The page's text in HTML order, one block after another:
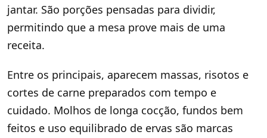
jantar. São porções pensadas para dividir,
permitindo que a mesa prove mais de uma
receita.
Entre os principais, aparecem massas, risotos e
cortes de carne preparados com tempo e
cuidado. Molhos de longa cocção, fundos bem
feitos e uso equilibrado de ervas são marcas